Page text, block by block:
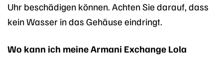
Uhr beschädigen können. Achten Sie darauf, dass
kein Wasser in das Gehäuse eindringt.
Wo kann ich meine Armani Exchange Lola